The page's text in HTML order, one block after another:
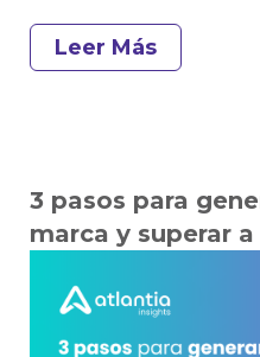
Leer Más
3 pasos para
marca y superar